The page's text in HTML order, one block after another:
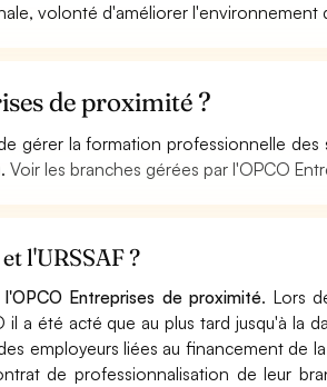
volonté d'améliorer l'environnement
de proximité ?
gérer la formation professionnelle des
Voir les branches gérées par l'OPCO
l'URSSAF ?
Entreprises de proximité. Lors
a été acté que au plus tard jusqu'à la
employeurs liées au financement de
de professionnalisation de leur